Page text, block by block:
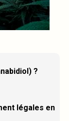
?
légales en